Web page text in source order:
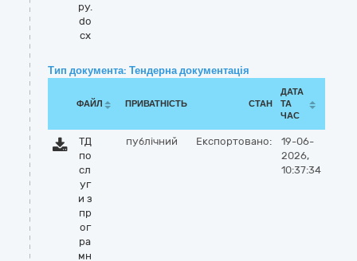
ру.
do
cx
Тип документа: Тендерна документація
ФАЙЛ ПРИВАТНІСТЬ СТАН
ДАТА
ТА
ЧАС
ТД
по
сл
уг
и з
пр
ог
ра
мн
публічний Експортовано:
19-06-
2026,
10:37:34